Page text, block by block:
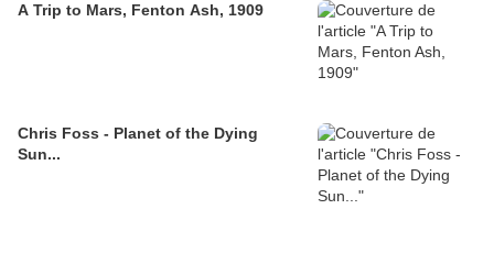
A Trip to Mars, Fenton Ash, 1909
Chris Foss - Planet of the Dying
Sun...